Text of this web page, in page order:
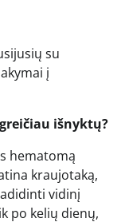
su
į
išnyktų?
hematomą
kraujotaką,
vidinį
po kelių dienų,